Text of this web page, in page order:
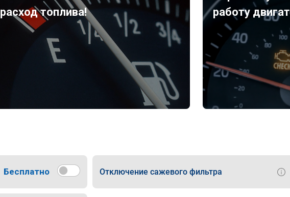
расход топлива!
работу
Бесплатно Отключение сажевого фильтра